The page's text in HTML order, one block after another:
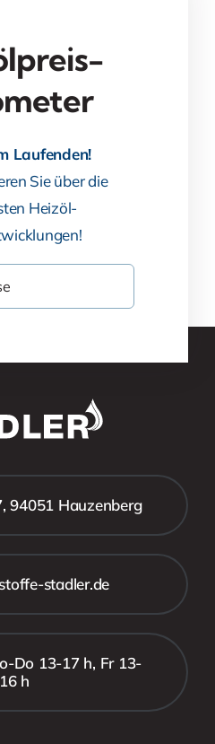
Laufenden!
Sie über die
Heizöl-
94051 Hauzenberg
stadler.de
Do 13-17 h, Fr 13-
16 h